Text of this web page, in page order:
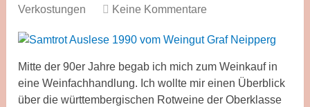
Verkostungen
Keine Kommentare
Mitte der 90er Jahre begab ich mich zum Weinkauf in
eine Weinfachhandlung. Ich wollte mir einen Überblick
über die württembergischen Rotweine der Oberklasse